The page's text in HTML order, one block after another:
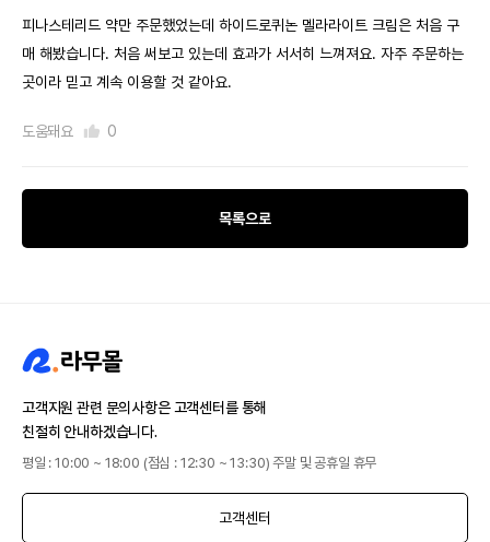
피나스테리드 약만 주문했었는데 하이드로퀴논 멜라라이트 크림은 처음 구
매 해봤습니다. 처음 써보고 있는데 효과가 서서히 느껴져요. 자주 주문하는
곳이라 믿고 계속 이용할 것 같아요.
도움돼요 0
목록으로
고객지원 관련 문의사항은 고객센터를 통해
친절히 안내하겠습니다.
평일 : 10:00 ~ 18:00 (점심 : 12:30 ~ 13:30) 주말 및 공휴일 휴무
고객센터